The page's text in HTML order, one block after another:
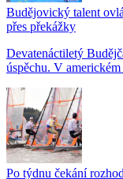
Budějovický talent
přes překážky
Devatenáctiletý
úspěchu. V
Po týdnu čekání